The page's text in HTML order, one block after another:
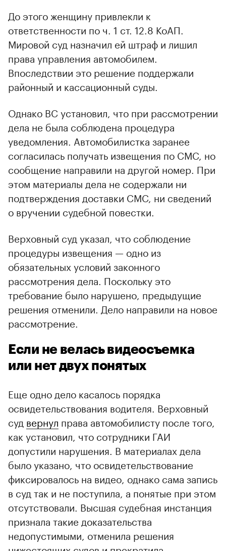
До этого женщину привлекли к
ответственности по ч. 1 ст. 12.8 КоАП.
Мировой суд назначил ей штраф и лишил
права управления автомобилем.
Впоследствии это решение поддержали
районный и кассационный суды.
Однако ВС установил, что при рассмотрении
дела не была соблюдена процедура
уведомления. Автомобилистка заранее
согласилась получать извещения по СМС, но
сообщение направили на другой номер. При
этом материалы дела не содержали ни
подтверждения доставки СМС, ни сведений
о вручении судебной повестки.
Верховный суд указал, что соблюдение
процедуры извещения — одно из
обязательных условий законного
рассмотрения дела. Поскольку это
требование было нарушено, предыдущие
решения отменили. Дело направили на новое
рассмотрение.
Если не велась видеосъемка
или нет двух понятых
Еще одно дело касалось порядка
освидетельствования водителя. Верховный
суд вернул права автомобилисту после того,
как установил, что сотрудники ГАИ
допустили нарушения. В материалах дела
было указано, что освидетельствование
фиксировалось на видео, однако сама запись
в суд так и не поступила, а понятые при этом
отсутствовали. Высшая судебная инстанция
признала такие доказательства
недопустимыми, отменила решения